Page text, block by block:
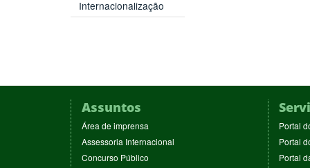
Internacionalização
Assuntos
Área de imprensa
em
nova
Assessoria Internacional
Concurso Público
Portal
Portal
Portal